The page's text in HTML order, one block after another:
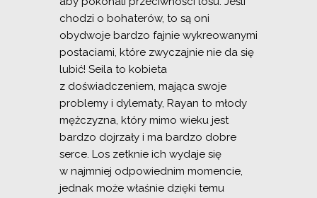
chodzi o bohaterów, to są oni
obydwoje bardzo fajnie wykreowanymi
postaciami, które zwyczajnie nie da się
lubić! Seila to kobieta
z doświadczeniem, mająca swoje
problemy i dylematy, Rayan to młody
mężczyzna, który mimo wieku jest
bardzo dojrzały i ma bardzo dobre
serce. Los zetknie ich wydaje się
w najmniej odpowiednim momencie,
jednak może właśnie dzięki temu